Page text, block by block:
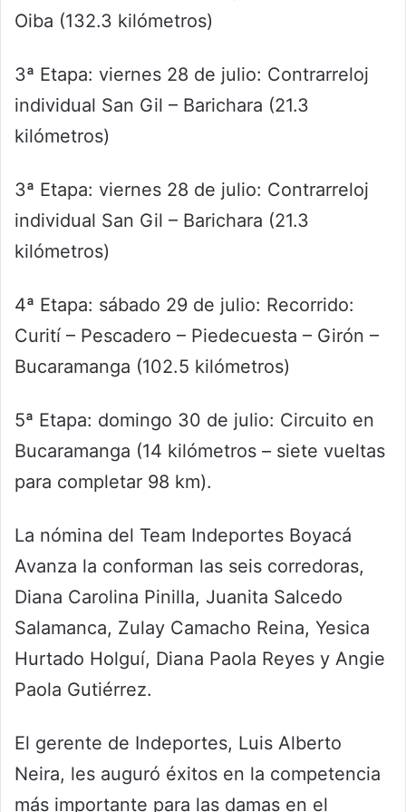
Oiba (132.3 kilómetros)
3ª Etapa: viernes 28 de julio: Contrarreloj
individual San Gil – Barichara (21.3
kilómetros)
3ª Etapa: viernes 28 de julio: Contrarreloj
individual San Gil – Barichara (21.3
kilómetros)
4ª Etapa: sábado 29 de julio: Recorrido:
Curití – Pescadero – Piedecuesta – Girón –
Bucaramanga (102.5 kilómetros)
5ª Etapa: domingo 30 de julio: Circuito en
Bucaramanga (14 kilómetros – siete vueltas
para completar 98 km).
La nómina del Team Indeportes Boyacá
Avanza la conforman las seis corredoras,
Diana Carolina Pinilla, Juanita Salcedo
Salamanca, Zulay Camacho Reina, Yesica
Hurtado Holguí, Diana Paola Reyes y Angie
Paola Gutiérrez.
El gerente de Indeportes, Luis Alberto
Neira, les auguró éxitos en la competencia
más importante para las damas en el